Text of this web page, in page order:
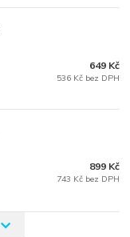
649 Kč
536 Kč bez DPH
899 Kč
743 Kč bez DPH